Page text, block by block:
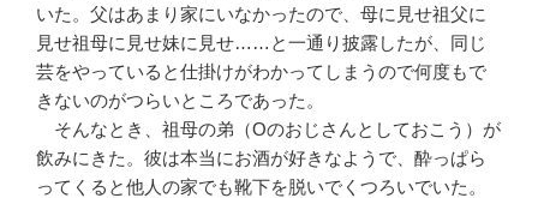
いた。父はあまり家にいなかったので、母に見せ祖父に
見せ祖母に見せ妹に見せ……と一通り披露したが、同じ
芸をやっていると仕掛けがわかってしまうので何度もで
きないのがつらいところであった。
そんなとき、祖母の弟（Oのおじさんとしておこう）が
飲みにきた。彼は本当にお酒が好きなようで、酔っぱら
ってくると他人の家でも靴下を脱いでくつろいでいた。